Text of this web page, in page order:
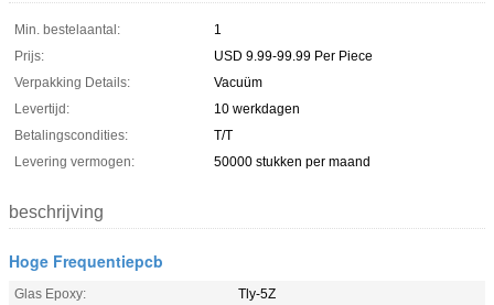
Min. bestelaantal:
1
Prijs:
USD 9.99-99.99 Per Piece
Verpakking Details:
Vacuüm
Levertijd:
10 werkdagen
Betalingscondities:
T/T
Levering vermogen:
50000 stukken per maand
beschrijving
Hoge Frequentiepcb
Glas Epoxy:
Tly-5Z